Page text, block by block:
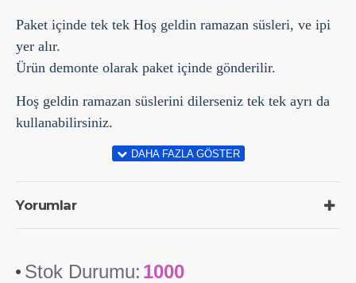
Paket içinde tek tek Hoş geldin ramazan süsleri, ve ipi
yer alır.
Ürün demonte olarak paket içinde gönderilir.
Hoş geldin ramazan süslerini dilerseniz tek tek ayrı da
kullanabilirsiniz.
Yorumlar
Stok Durumu: 1000